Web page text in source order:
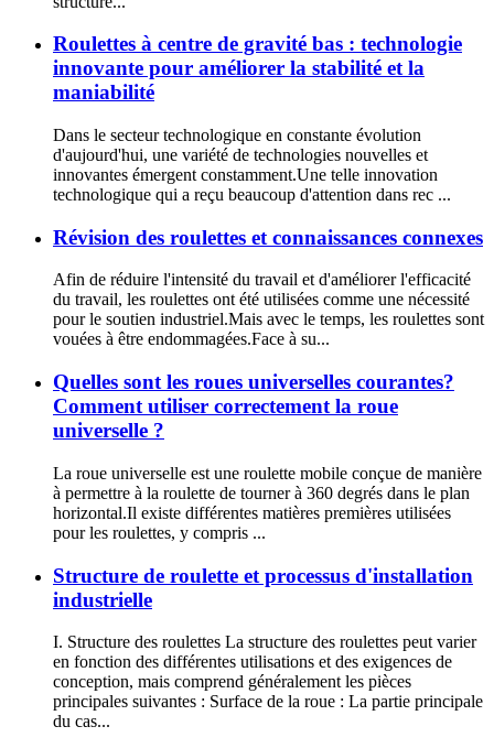
Roulettes à centre de gravité bas : technologie
innovante pour améliorer la stabilité et la
maniabilité
Dans le secteur technologique en constante évolution
d'aujourd'hui, une variété de technologies nouvelles et
innovantes émergent constamment.Une telle innovation
technologique qui a reçu beaucoup d'attention dans rec ...
Révision des roulettes et connaissances connexes
Afin de réduire l'intensité du travail et d'améliorer l'efficacité
du travail, les roulettes ont été utilisées comme une nécessité
pour le soutien industriel.Mais avec le temps, les roulettes sont
vouées à être endommagées.Face à su...
Quelles sont les roues universelles courantes?
Comment utiliser correctement la roue
universelle ?
La roue universelle est une roulette mobile conçue de manière
à permettre à la roulette de tourner à 360 degrés dans le plan
horizontal.Il existe différentes matières premières utilisées
pour les roulettes, y compris ...
Structure de roulette et processus d'installation
industrielle
I. Structure des roulettes La structure des roulettes peut varier
en fonction des différentes utilisations et des exigences de
conception, mais comprend généralement les pièces
principales suivantes : Surface de la roue : La partie principale
du cas...